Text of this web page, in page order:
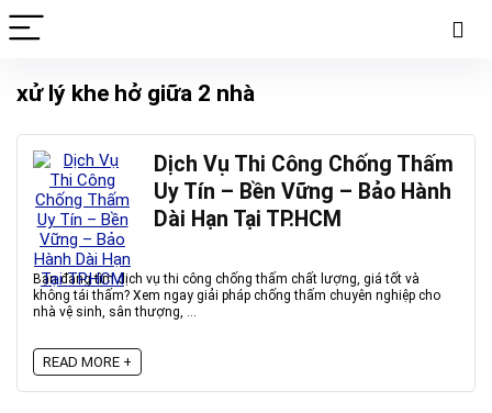
xử lý khe hở giữa 2 nhà
Dịch Vụ Thi Công Chống Thấm
Uy Tín – Bền Vững – Bảo Hành
Dài Hạn Tại TP.HCM
Bạn đang tìm dịch vụ thi công chống thấm chất lượng, giá tốt và
không tái thấm? Xem ngay giải pháp chống thấm chuyên nghiệp cho
nhà vệ sinh, sân thượng, ...
READ MORE +